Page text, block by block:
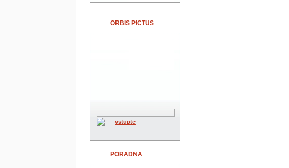
ORBIS PICTUS
vstupte
PORADNA